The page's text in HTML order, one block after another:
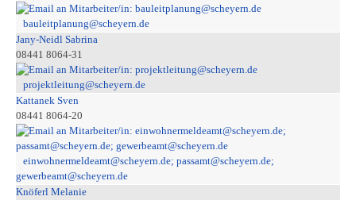
bauleitplanung@scheyern.de
Jany-Neidl Sabrina
08441 8064-31
projektleitung@scheyern.de
Kattanek Sven
08441 8064-20
einwohnermeldeamt@scheyern.de; passamt@scheyern.de;
gewerbeamt@scheyern.de
Knöferl Melanie